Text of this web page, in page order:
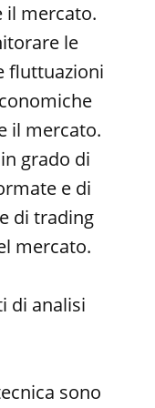
il mercato.
le
fluttuazioni
il mercato.
grado di
e di
di trading
mercato.
di analisi
sono